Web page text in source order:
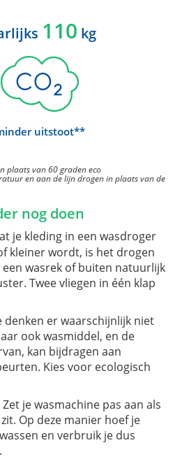
110 kg
uitstoot**
plaats van 60 graden eco
en aan de lijn drogen in plaats van de
nog doen
je kleding in een wasdroger
kleiner wordt, is het drogen
een wasrek of buiten natuurlijk
Twee vliegen in één klap
denken er waarschijnlijk niet
ook wasmiddel, en de
kan bijdragen aan
Kies voor ecologisch
Zet je wasmachine pas aan als
Op deze manier hoef je
en verbruik je dus